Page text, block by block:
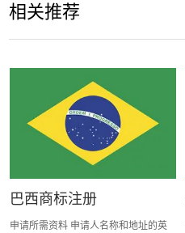
相关推荐
巴西商标注册
申请所需资料 申请人名称和地址的英